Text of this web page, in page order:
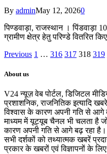
By adminMay 12, 20260
पिण्डवाड़ा, राजस्थान । पिंडवाड़ा 10
ग्रामीण क्षेत्र हेतु परिण्डे वितरित
Previous 1 … 316 317 318 319
About us
V24 न्यूज़ वेब पोर्टल, डिजिटल
प्रशाशनिक, राजनितिक इत्यादि
विश्वास के कारण अपनी गति से आगे
माध्यम में यूट्यूब चैनल भी चलता है
कारण अपनी गति से आगे बढ़ रहा
सभी दर्शकों को तथ्यात्मक खबरें
प्रकार के खबरों एवं विज्ञापनों के